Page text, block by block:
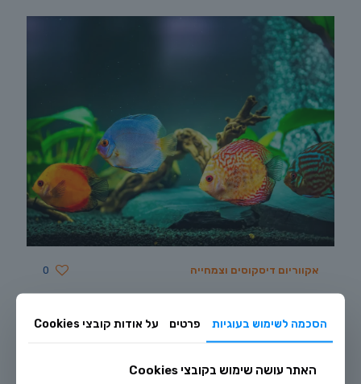
אקווריום דיסקוסים וצמחייה 0
הסכמה לשימוש בעוגיות פרטים על אודות קובצי Cookies
האתר עושה שימוש בקובצי Cookies